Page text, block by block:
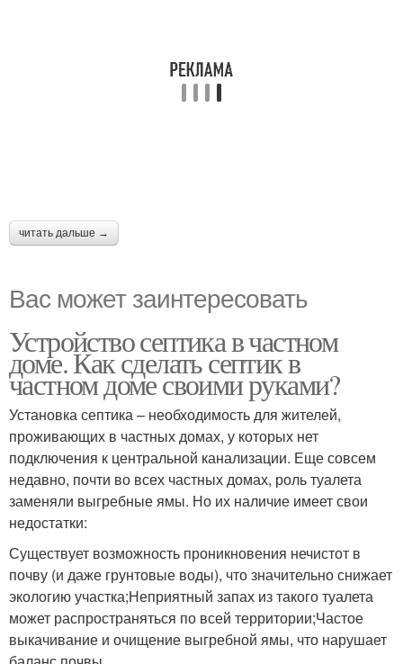
читать дальше →
Вас может заинтересовать
Устройство септика в частном
доме. Как сделать септик в
частном доме своими руками?
Установка септика – необходимость для жителей,
проживающих в частных домах, у которых нет
подключения к центральной канализации. Еще совсем
недавно, почти во всех частных домах, роль туалета
заменяли выгребные ямы. Но их наличие имеет свои
недостатки:
Существует возможность проникновения нечистот в
почву (и даже грунтовые воды), что значительно снижает
экологию участка;Неприятный запах из такого туалета
может распространяться по всей территории;Частое
выкачивание и очищение выгребной ямы, что нарушает